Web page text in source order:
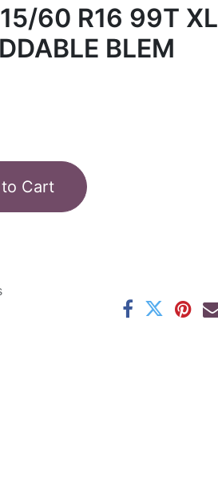
60 R16 99T XL
BLEM
Cart